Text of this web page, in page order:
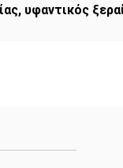
, υφαντικός